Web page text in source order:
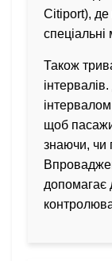
Citiport), де
спеціальні
Також
щоб
знаючи, чи
допомагає